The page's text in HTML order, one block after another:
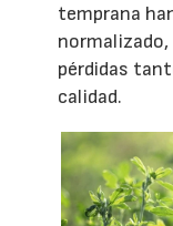
temprana
pérdidas
calidad.